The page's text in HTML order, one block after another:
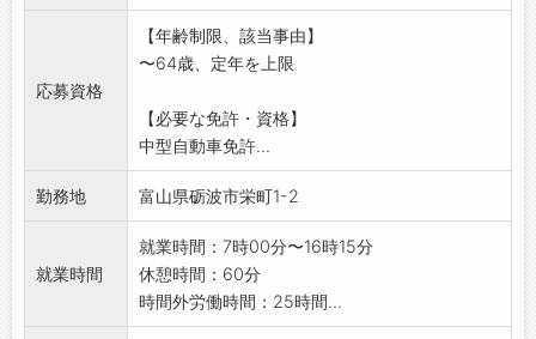
を習得していただくので、未経験の方もご安
心ください。
*配送エリアは主に富山県、石川県内です
応募資格
【年齢制限、該当事由】
〜64歳、定年を上限
【必要な免許・資格】
中型自動車免許...
勤務地 富山県砺波市栄町1-2
就業時間
就業時間：7時00分〜16時15分
休憩時間：60分
時間外労働時間：25時間...